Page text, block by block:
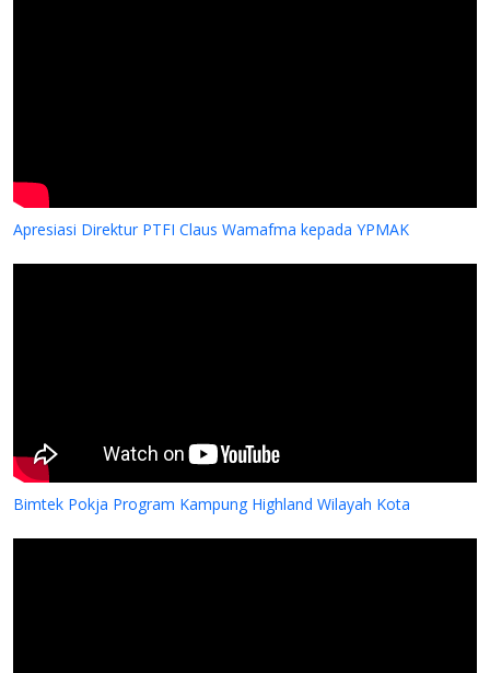
Apresiasi Direktur PTFI Claus Wamafma kepada YPMAK
Bimtek Pokja Program Kampung Highland Wilayah Kota